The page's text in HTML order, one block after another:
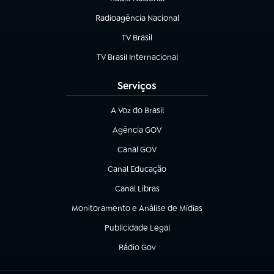
Radioagência Nacional
(abre em nova aba)
TV Brasil
(abre em nova aba)
TV Brasil Internacional
(abre em nova aba)
Serviços
A Voz do Brasil
(abre em nova aba)
Agência GOV
(abre em nova aba)
Canal GOV
(abre em nova aba)
Canal Educação
(abre em nova aba)
Canal Libras
(abre em nova aba)
Monitoramento e Análise de Mídias
(abre em nova aba)
Publicidade Legal
(abre em nova aba)
Rádio Gov
(abre em nova aba)